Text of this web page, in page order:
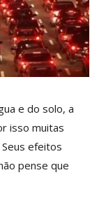
e do solo, a
isso muitas
efeitos
pense que